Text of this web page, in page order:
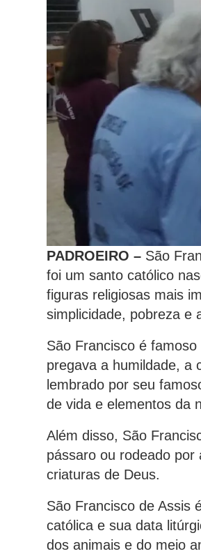
PADROEIRO – São
foi um santo católico
figuras religiosas mais
simplicidade, pobreza e
São Francisco é
pregava a humildade, a
lembrado por seu
de vida e elementos da
Além disso, São
pássaro ou rodeado
criaturas de Deus.
São Francisco de Assis
católica e sua data
dos animais e do meio